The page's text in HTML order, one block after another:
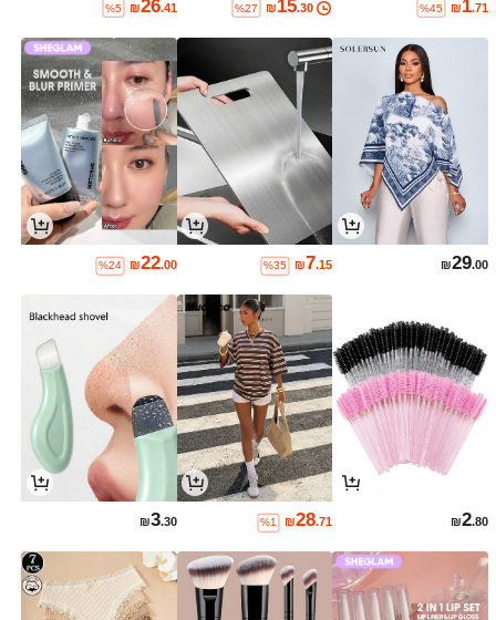
₪1.71
%45
₪15.30
%27
₪26.41
%5
₪29.00
₪7.15
%35
₪22.00
%24
₪2.80
₪28.71
%1
₪3.30